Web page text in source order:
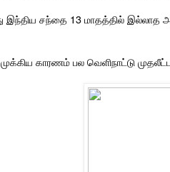
இந்திய சந்தை 13 மாதத்தில் இல்லாத
காரணம் பல வெளிநாட்டு